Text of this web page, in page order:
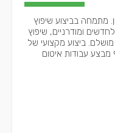
מתמחה בביצוע שיפוץ
ומודרניים, שיפוץ
ביצוע מקצועי של
מבצע עבודות איטום